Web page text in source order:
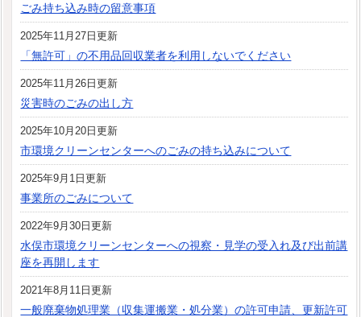
ごみ持ち込み時の留意事項
2025年11月27日更新
「無許可」の不用品回収業者を利用しないでください
2025年11月26日更新
災害時のごみの出し方
2025年10月20日更新
市環境クリーンセンターへのごみの持ち込みについて
2025年9月1日更新
事業所のごみについて
2022年9月30日更新
水俣市環境クリーンセンターへの視察・見学の受入れ及び出前講
座を再開します
2021年8月11日更新
一般廃棄物処理業（収集運搬業・処分業）の許可申請、更新許可